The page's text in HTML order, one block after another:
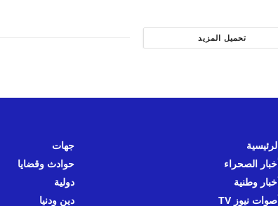
تحميل المزيد
الرئيسية
أخبار الصحراء
أخبار وطنية
أصوات نيوز TV
جهات
حوادث وقضايا
دولية
دين ودنيا